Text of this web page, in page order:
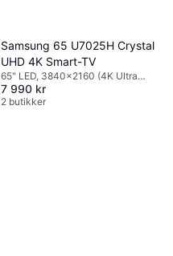
Samsung 65 U7025H Crystal
UHD 4K Smart-TV
65" LED, 3840x2160 (4K Ultra
HD), Smart TV
7 990 kr
2 butikker